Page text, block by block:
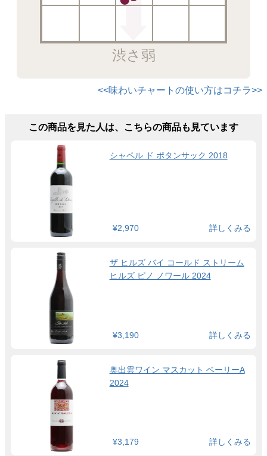
渋さ弱
<<味わいチャートの使い方はコチラ>>
この商品を見た人は、こちらの商品も見ています
シャペル ド ポタンサック 2018
¥2,970 詳しくみる
ザ ヒルズ バイ コールド ストリーム
ヒルズ ピノ ノワール 2024
¥3,190 詳しくみる
奥出雲ワイン マスカット ベーリーA
2024
¥3,179 詳しくみる